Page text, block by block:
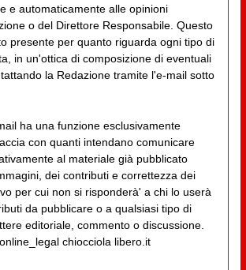
e automaticamente alle opinioni
o del Direttore Responsabile. Questo
presente per quanto riguarda ogni tipo di
in un'ottica di composizione di eventuali
la Redazione tramite l'e-mail sotto
ha una funzione esclusivamente
con quanti intendano comunicare
al materiale già pubblicato
dei contributi e correttezza dei
per cui non si risponderà' a chi lo userà
da pubblicare o a qualsiasi tipo di
editoriale, commento o discussione.
chiocciola libero.it